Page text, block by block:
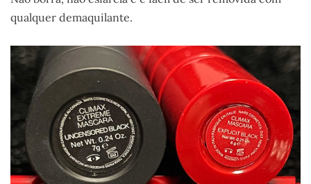
qualquer demaquilante.